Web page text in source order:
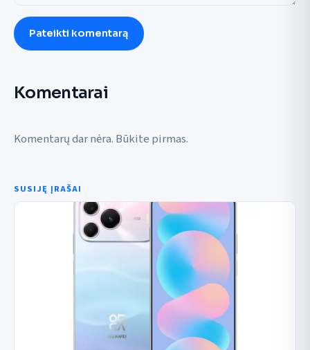
Pateikti komentarą
Komentarai
Komentarų dar nėra. Būkite pirmas.
SUSIJĘ ĮRAŠAI